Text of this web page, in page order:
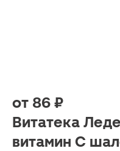
от 86 ₽
Витатека
витамин С